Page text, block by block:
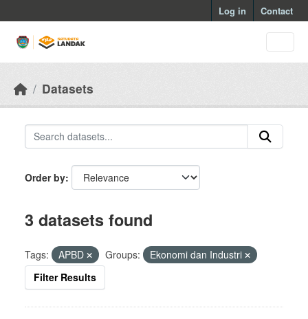
Log in Contact
Datasets
Order by
3 datasets found
Tags: APBD Groups:
Ekonomi dan Industri
Filter Results